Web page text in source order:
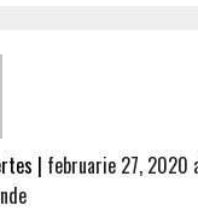
| februarie 27, 2020